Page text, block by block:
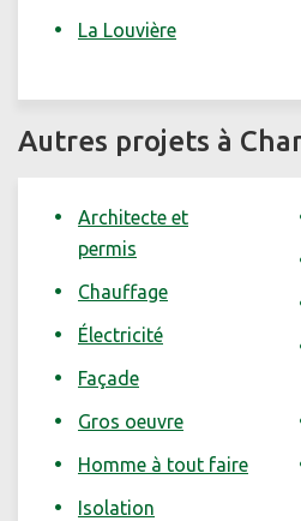
La Louvière
Autres projets à
Architecte et
permis
Chauffage
Électricité
Façade
Gros oeuvre
Homme à tout faire
Isolation